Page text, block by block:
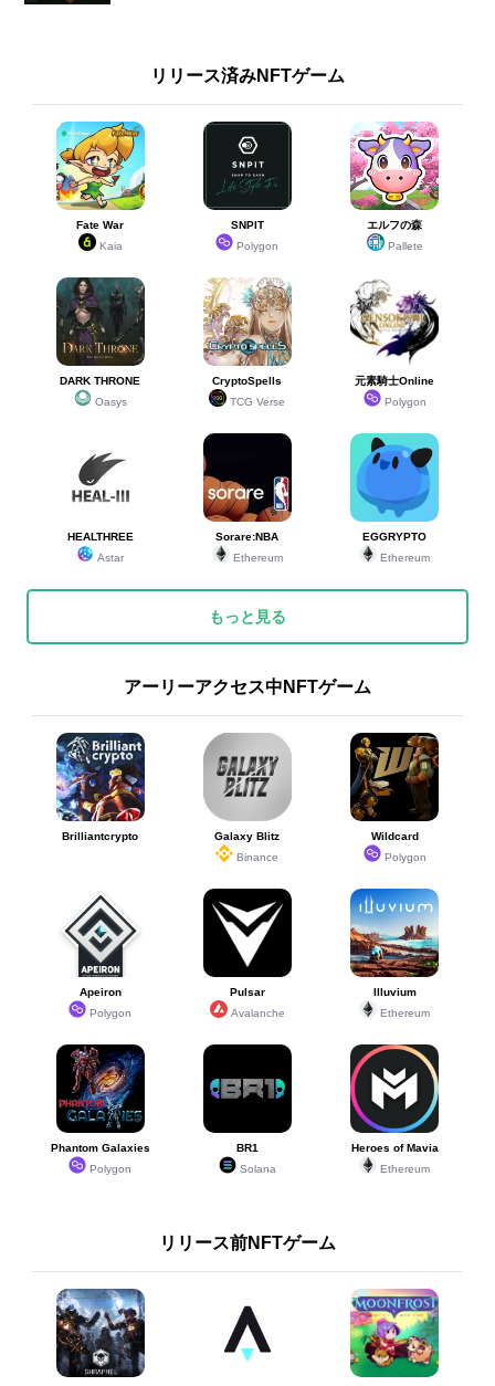
リリース済みNFTゲーム
Fate War
Kaia
SNPIT
Polygon
エルフの森
Pallete
DARK THRONE
Oasys
CryptoSpells
TCG Verse
元素騎士Online
Polygon
HEALTHREE
Astar
Sorare:NBA
Ethereum
EGGRYPTO
Ethereum
もっと見る
アーリーアクセス中NFTゲーム
Brilliantcrypto
Galaxy Blitz
Binance
Wildcard
Polygon
Apeiron
Polygon
Pulsar
Avalanche
Illuvium
Ethereum
Phantom Galaxies
Polygon
BR1
Solana
Heroes of Mavia
Ethereum
リリース前NFTゲーム